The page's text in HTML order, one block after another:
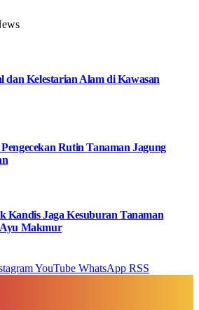
Kelestarian Alam di Kawasan
Rutin Tanaman Jagung
Kandis Jaga Kesuburan Tanaman
Ayu Makmur
YouTube WhatsApp RSS